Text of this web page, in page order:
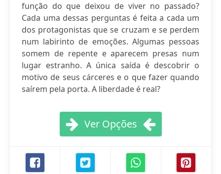
função do que deixou de viver no passado?
Cada uma dessas perguntas é feita a cada um
dos protagonistas que se cruzam e se perdem
num labirinto de emoções. Algumas pessoas
somem de repente e aparecem presas num
lugar estranho. A única saída é descobrir o
motivo de seus cárceres e o que fazer quando
saírem pela porta. A liberdade é real?
Ver Opções